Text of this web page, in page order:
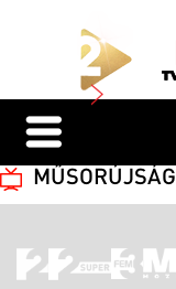
MŰSORÚJSÁG